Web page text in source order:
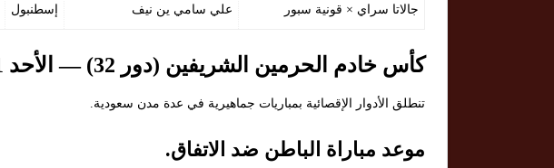
جالاتا سراي × قونية سبور علي سامي ين نيف إسطنبول
كأس خادم الحرمين الشريفين (دور 32) — الأحد 21 سبتمبر 2025
تنطلق الأدوار الإقصائية بمباريات جماهيرية في عدة مدن سعودية.
موعد مباراة الباطن ضد الاتفاق.